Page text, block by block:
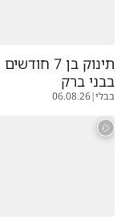
תינוק בן 7
בבני ברק
בבלי|
06.08.26